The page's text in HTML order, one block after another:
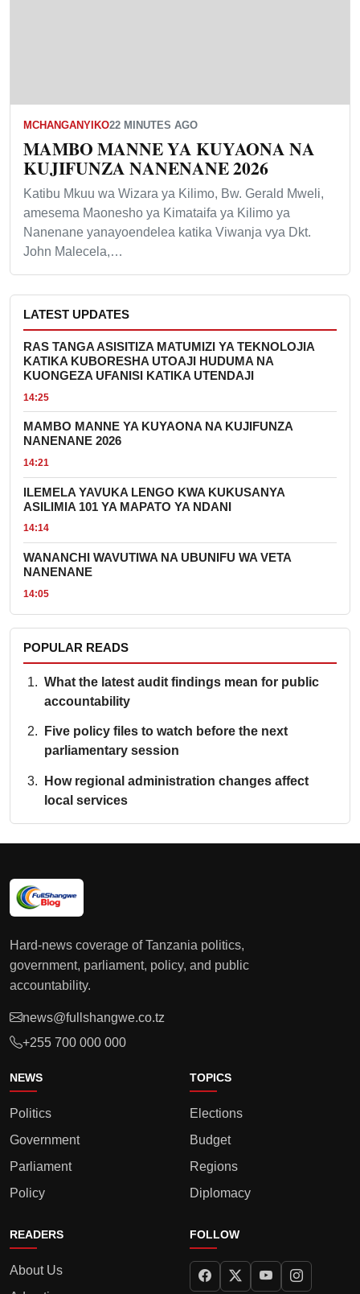
MCHANGANYIKO22 MINUTES AGO
MAMBO MANNE YA KUYAONA NA
KUJIFUNZA NANENANE 2026
Katibu Mkuu wa Wizara ya Kilimo, Bw. Gerald Mweli,
amesema Maonesho ya Kimataifa ya Kilimo ya
Nanenane yanayoendelea katika Viwanja vya Dkt.
John Malecela,…
LATEST UPDATES
RAS TANGA ASISITIZA MATUMIZI YA TEKNOLOJIA
KATIKA KUBORESHA UTOAJI HUDUMA NA
KUONGEZA UFANISI KATIKA UTENDAJI
14:25
MAMBO MANNE YA KUYAONA NA KUJIFUNZA
NANENANE 2026
14:21
ILEMELA YAVUKA LENGO KWA KUKUSANYA
ASILIMIA 101 YA MAPATO YA NDANI
14:14
WANANCHI WAVUTIWA NA UBUNIFU WA VETA
NANENANE
14:05
POPULAR READS
What the latest audit findings mean for public
accountability
Five policy files to watch before the next
parliamentary session
How regional administration changes affect
local services
Hard-news coverage of Tanzania politics,
government, parliament, policy, and public
accountability.
news@fullshangwe.co.tz
+255 700 000 000
NEWS
Politics
Government
Parliament
Policy
TOPICS
Elections
Budget
Regions
Diplomacy
READERS
About Us
FOLLOW